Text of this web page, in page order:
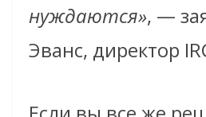
нуждаются», —
Эванс, директор